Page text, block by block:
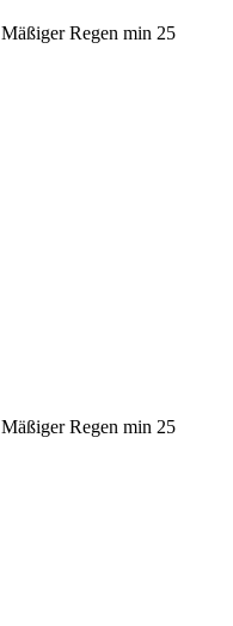
Mäßiger Regen min 25
Mäßiger Regen min 25